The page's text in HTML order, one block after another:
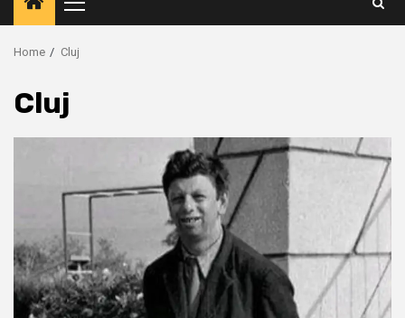
Primary
Menu
Home Cluj
Cluj